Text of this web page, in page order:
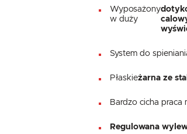
Wyposażony
w duży
System do
Płaskieżarna ze
Bardzo cicha
Regulowana